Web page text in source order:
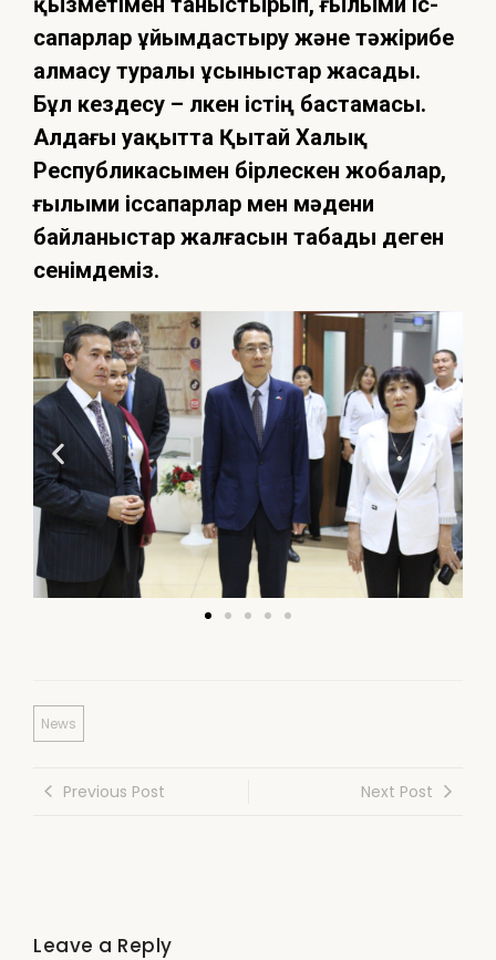
сапарлар ұйымдастыру және тәжірибе
алмасу туралы ұсыныстар жасады.
Бұл кездесу – үлкен істің бастамасы.
Алдағы уақытта Қытай Халық
Республикасымен бірлескен жобалар,
ғылыми іссапарлар мен мәдени
байланыстар жалғасын табады деген
сенімдеміз.
News
Previous Post Next Post
Leave a Reply